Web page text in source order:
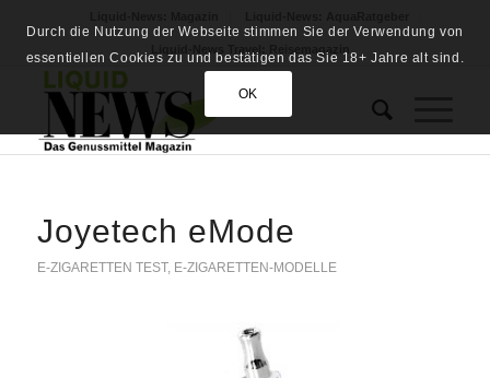
Joyetech eMode
E-ZIGARETTEN TEST, E-ZIGARETTEN-MODELLE
Durch die Nutzung der Webseite stimmen Sie der Verwendung von
essentiellen Cookies zu und bestätigen das Sie 18+ Jahre alt sind.
OK